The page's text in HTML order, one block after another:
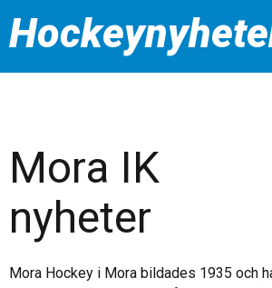
Mora IK
nyheter
Mora Hockey i Mora bildades 1935 och